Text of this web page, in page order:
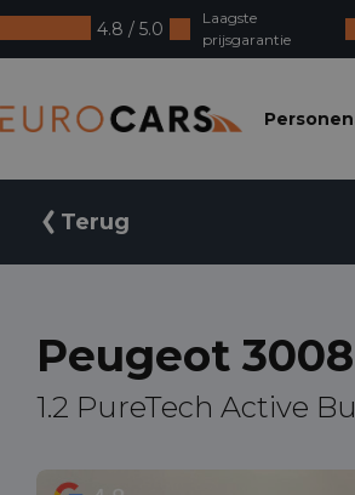
4.8 / 5.0
Laagste
prijsgarantie
Terug
Peugeot 3008
1.2 PureTech Active